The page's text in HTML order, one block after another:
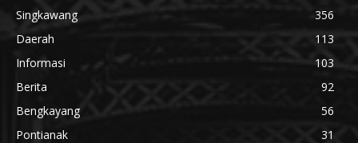
Singkawang
356
Daerah
113
Informasi
103
Berita
92
Bengkayang
56
Pontianak
31